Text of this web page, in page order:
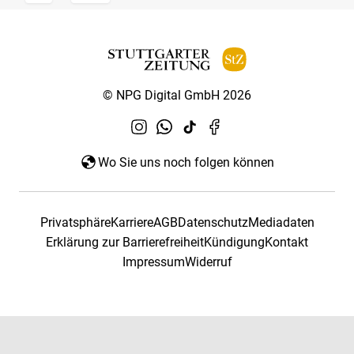
© NPG Digital GmbH 2026
Wo Sie uns noch folgen können
PrivatsphäreKarriereAGBDatenschutzMediadaten
Erklärung zur BarrierefreiheitKündigungKontakt
ImpressumWiderruf